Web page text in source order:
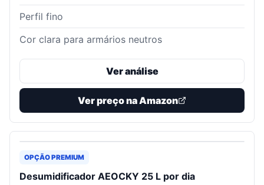
Perfil fino
Cor clara para armários neutros
Ver análise
Ver preço na Amazon
OPÇÃO PREMIUM
Desumidificador AEOCKY 25 L por dia